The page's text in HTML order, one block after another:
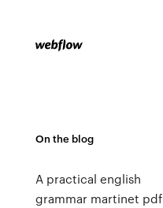
On the blog
A practical english
grammar martinet pdf